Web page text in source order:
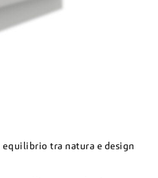
tra natura e design